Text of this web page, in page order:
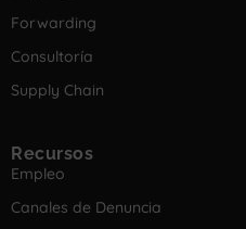
Forwarding
Consultoría
Supply Chain
Recursos
Empleo
Canales de Denuncia